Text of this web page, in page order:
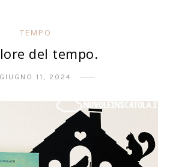
TEMPO
del tempo.
GIUGNO 11, 2024